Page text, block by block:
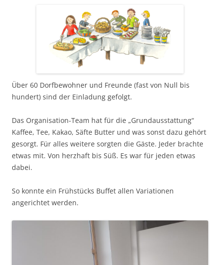
Über 60 Dorfbewohner und Freunde (fast von Null bis
hundert) sind der Einladung gefolgt.
Das Organisation-Team hat für die „Grundausstattung“
Kaffee, Tee, Kakao, Säfte Butter und was sonst dazu gehört
gesorgt. Für alles weitere sorgten die Gäste. Jeder brachte
etwas mit. Von herzhaft bis Süß. Es war für jeden etwas
dabei.
So konnte ein Frühstücks Buffet allen Variationen
angerichtet werden.